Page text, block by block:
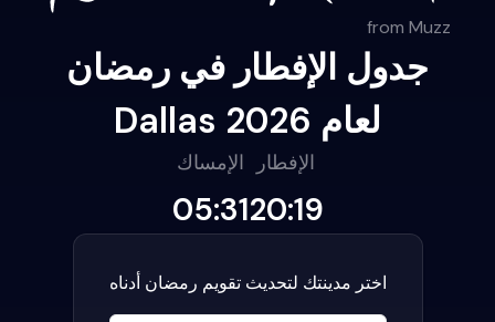
from Muzz
جدول الإفطار في رمضان
Dallas لعام 2026
الإمساك
05:31
الإفطار
20:19
اختر مدينتك لتحديث تقويم رمضان أدناه